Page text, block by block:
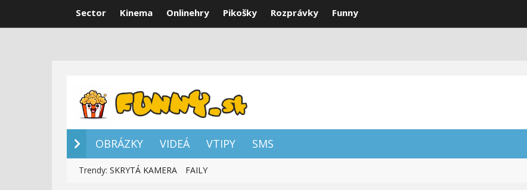
Sector Kinema Onlinehry Pikošky Rozprávky Funny
OBRÁZKY VIDEÁ VTIPY SMS
Trendy: SKRYTÁ KAMERA FAILY